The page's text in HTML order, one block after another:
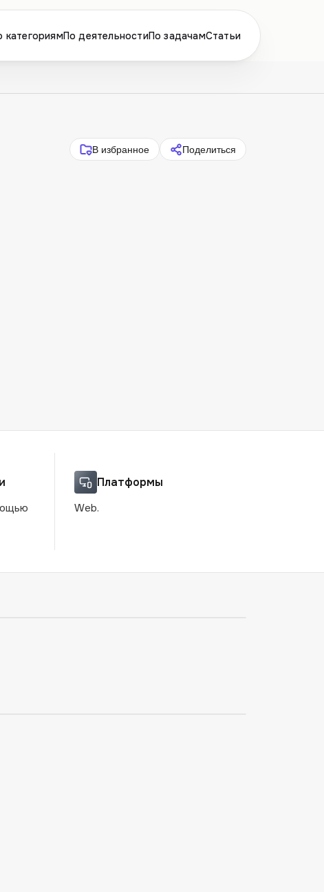
категориямПо деятельностиПо задачамСтатьи
В избранное Поделиться
Платформы
Web.